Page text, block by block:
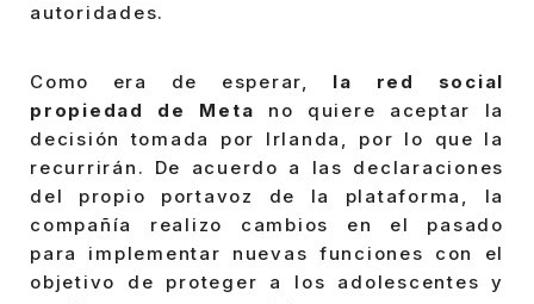
autoridades.
Como era de esperar, la red social
propiedad de Meta no quiere aceptar la
decisión tomada por Irlanda, por lo que la
recurrirán. De acuerdo a las declaraciones
del propio portavoz de la plataforma, la
compañía realizo cambios en el pasado
para implementar nuevas funciones con el
objetivo de proteger a los adolescentes y